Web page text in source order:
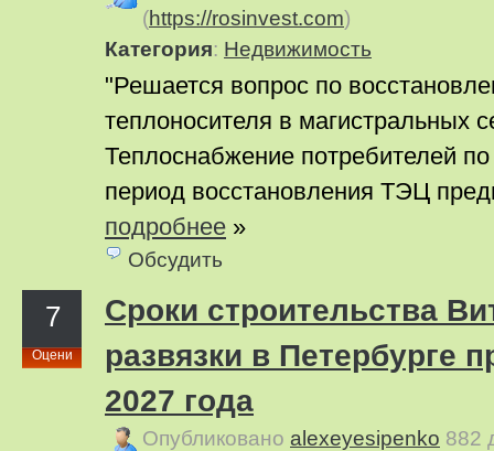
(https://rosinvest.com)
Категория: Недвижимость
"Решается вопрос по
теплоносителя в магистральных
Теплоснабжение потребителей
период восстановления ТЭЦ
подробнее »
Обсудить
7
Оцени
Сроки строительства
развязки в Петербурге
2027 года
Опубликовано alexeyesipenko 882